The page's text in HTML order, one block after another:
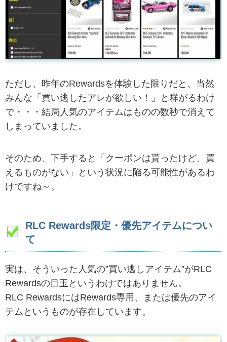
ただし、昨年のRewardsを体験した限りだと、当然
みんな「買い逃したアレが欲しい！」と群がるわけ
で・・・結局人気のアイテムはものの数秒で消えて
しまっていました。
そのため、下手すると「クーポンは貰ったけど、買
えるものがない」という状況に陥る可能性があるわ
けですね～。
RLC Rewards限定・優先アイテムについ
て
実は、そういった人気の”買い逃しアイテム”がRLC
Rewardsの目玉というわけではありません。
RLC RewardsにはRewards専用、または優先のアイ
テムというものが存在しています。